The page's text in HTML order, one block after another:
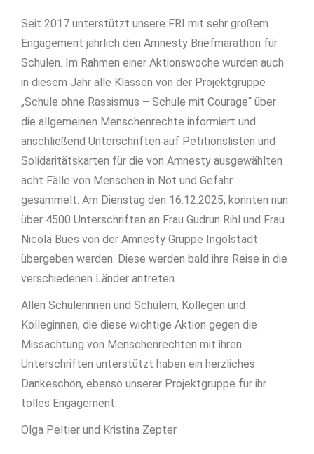
Seit 2017 unterstützt unsere FRI mit sehr großem
Engagement jährlich den Amnesty Briefmarathon für
Schulen. Im Rahmen einer Aktionswoche wurden auch
in diesem Jahr alle Klassen von der Projektgruppe
„Schule ohne Rassismus – Schule mit Courage“ über
die allgemeinen Menschenrechte informiert und
anschließend Unterschriften auf Petitionslisten und
Solidaritätskarten für die von Amnesty ausgewählten
acht Fälle von Menschen in Not und Gefahr
gesammelt. Am Dienstag den 16.12.2025, konnten nun
über 4500 Unterschriften an Frau Gudrun Rihl und Frau
Nicola Bues von der Amnesty Gruppe Ingolstadt
übergeben werden. Diese werden bald ihre Reise in die
verschiedenen Länder antreten.
Allen Schülerinnen und Schülern, Kollegen und
Kolleginnen, die diese wichtige Aktion gegen die
Missachtung von Menschenrechten mit ihren
Unterschriften unterstützt haben ein herzliches
Dankeschön, ebenso unserer Projektgruppe für ihr
tolles Engagement.
Olga Peltier und Kristina Zepter